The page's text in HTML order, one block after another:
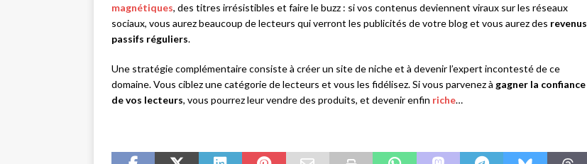
magnétiques, des titres irrésistibles et faire le buzz : si vos contenus deviennent viraux sur les réseaux
sociaux, vous aurez beaucoup de lecteurs qui verront les publicités de votre blog et vous aurez des revenus
passifs réguliers.
Une stratégie complémentaire consiste à créer un site de niche et à devenir l’expert incontesté de ce
domaine. Vous ciblez une catégorie de lecteurs et vous les fidélisez. Si vous parvenez à gagner la confiance
de vos lecteurs, vous pourrez leur vendre des produits, et devenir enfin riche…